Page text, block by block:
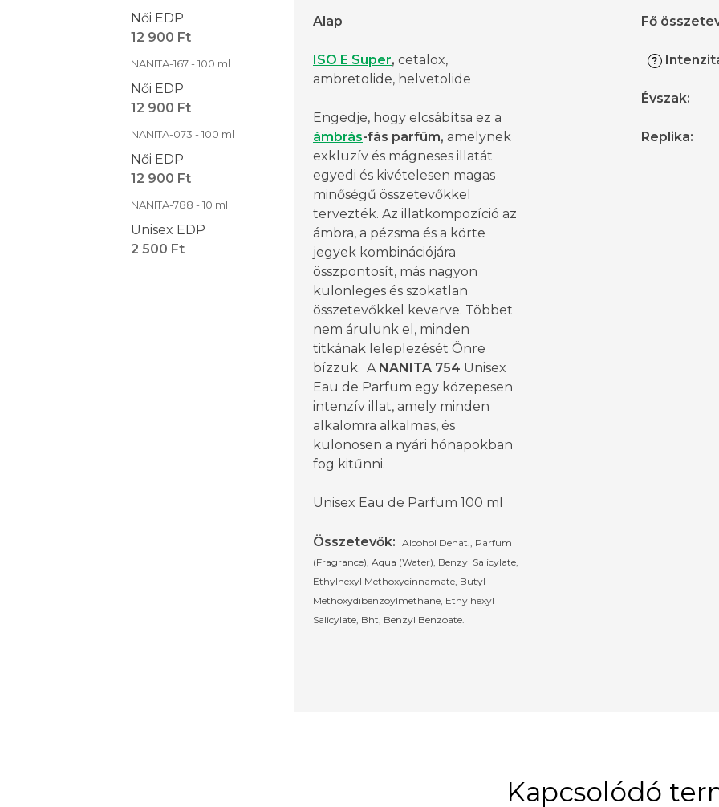
Női EDP
12 900 Ft
NANITA-167 - 100 ml
Női EDP
12 900 Ft
NANITA-073 - 100 ml
Női EDP
12 900 Ft
NANITA-788 - 10 ml
Unisex EDP
2 500 Ft
Alap
ISO E Super, cetalox,
ambretolide, helvetolide
Engedje, hogy elcsábítsa ez a
ámbrás-fás parfüm, amelynek
exkluzív és mágneses illatát
egyedi és kivételesen magas
minőségű összetevőkkel
tervezték. Az illatkompozíció az
ámbra, a pézsma és a körte
jegyek kombinációjára
összpontosít, más nagyon
különleges és szokatlan
összetevőkkel keverve. Többet
nem árulunk el, minden
titkának leleplezését Önre
bízzuk. A NANITA 754 Unisex
Eau de Parfum egy közepesen
intenzív illat, amely minden
alkalomra alkalmas, és
különösen a nyári hónapokban
fog kitűnni.
Unisex Eau de Parfum 100 ml
Összetevők: Alcohol Denat., Parfum
(Fragrance), Aqua (Water), Benzyl Salicylate,
Ethylhexyl Methoxycinnamate, Butyl
Methoxydibenzoylmethane, Ethylhexyl
Salicylate, Bht, Benzyl Benzoate.
Fő
?
Évszak:
Replika:
Kapcsolódó